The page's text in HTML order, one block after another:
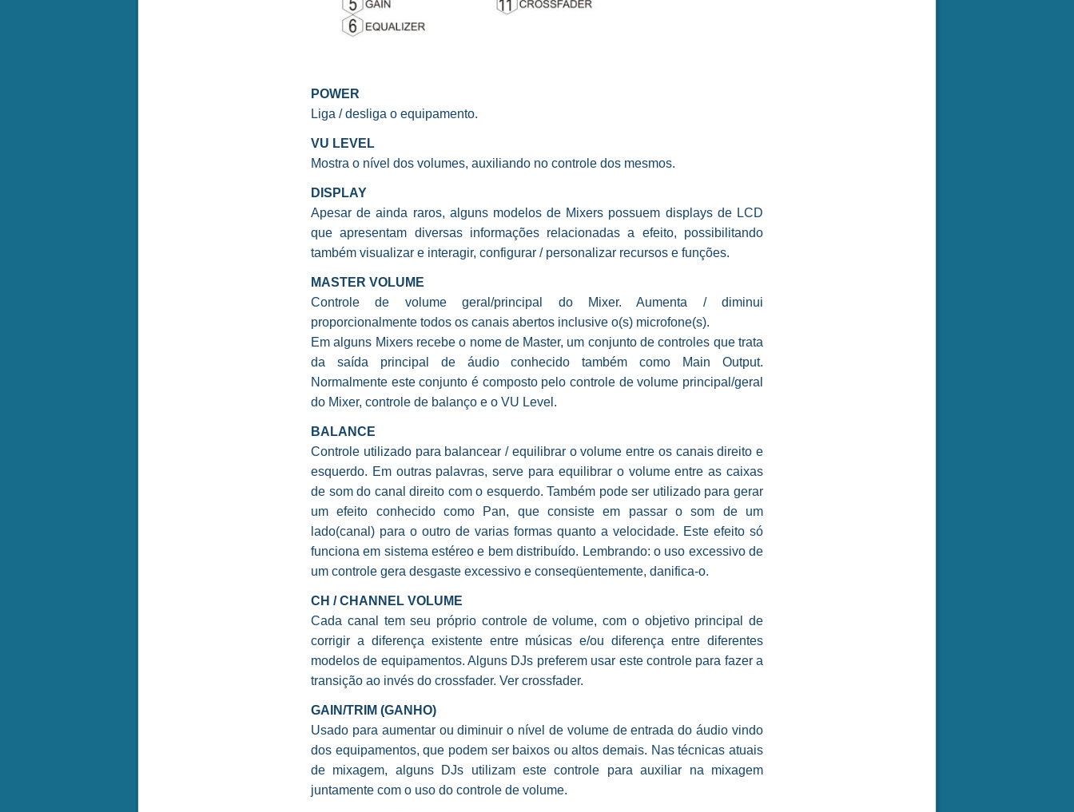
POWER
Liga / desliga o equipamento.
VU LEVEL
Mostra o nível dos volumes, auxiliando no controle dos mesmos.
DISPLAY
Apesar de ainda raros, alguns modelos de Mixers possuem displays de LCD
que apresentam diversas informações relacionadas a efeito, possibilitando
também visualizar e interagir, configurar / personalizar recursos e funções.
MASTER VOLUME
Controle de volume geral/principal do Mixer. Aumenta / diminui
proporcionalmente todos os canais abertos inclusive o(s) microfone(s).
Em alguns Mixers recebe o nome de Master, um conjunto de controles que trata
da saída principal de áudio conhecido também como Main Output.
Normalmente este conjunto é composto pelo controle de volume principal/geral
do Mixer, controle de balanço e o VU Level.
BALANCE
Controle utilizado para balancear / equilibrar o volume entre os canais direito e
esquerdo. Em outras palavras, serve para equilibrar o volume entre as caixas
de som do canal direito com o esquerdo. Também pode ser utilizado para gerar
um efeito conhecido como Pan, que consiste em passar o som de um
lado(canal) para o outro de varias formas quanto a velocidade. Este efeito só
funciona em sistema estéreo e bem distribuído. Lembrando: o uso excessivo de
um controle gera desgaste excessivo e conseqüentemente, danifica-o.
CH / CHANNEL VOLUME
Cada canal tem seu próprio controle de volume, com o objetivo principal de
corrigir a diferença existente entre músicas e/ou diferença entre diferentes
modelos de equipamentos. Alguns DJs preferem usar este controle para fazer a
transição ao invés do crossfader. Ver crossfader.
GAIN/TRIM (GANHO)
Usado para aumentar ou diminuir o nível de volume de entrada do áudio vindo
dos equipamentos, que podem ser baixos ou altos demais. Nas técnicas atuais
de mixagem, alguns DJs utilizam este controle para auxiliar na mixagem
juntamente com o uso do controle de volume.